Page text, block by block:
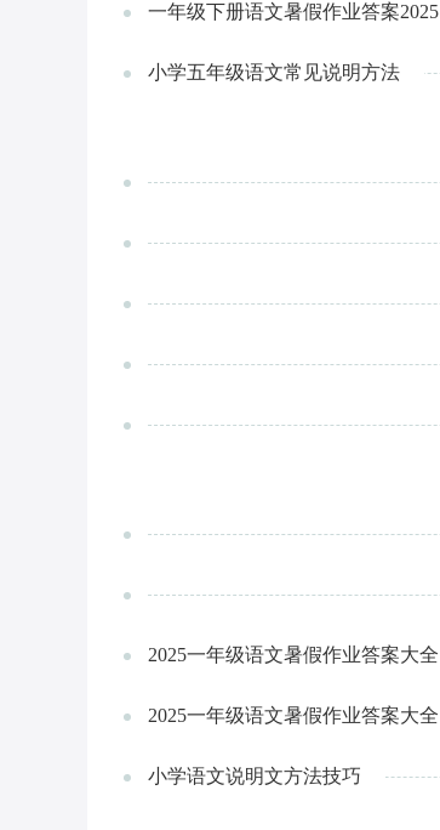
一年级下册语文暑假作业答案2025
小学五年级语文常见说明方法
2025一年级语文暑假作业答案大全
2025一年级语文暑假作业答案大全
小学语文说明文方法技巧